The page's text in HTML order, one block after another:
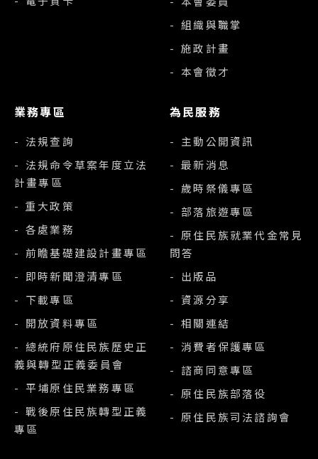
- 組織與職掌
- 施政計畫
- 本會徵才
業務專區
- 法規查詢
- 法規命令草案年度立法
計畫專區
- 重大政策
- 各處業務
- 前瞻基礎建設計畫專區
- 即時新聞澄清專區
- 下載專區
- 開放資料專區
- 總統府原住民族歷史正
義與轉型正義委員會
- 平埔原住民業務專區
- 戰後原住民族轉型正義
專區
為民服務
- 主動公開資訊
- 最新消息
- 歲時祭儀專區
- 部落旅遊專區
- 原住民族就業代金常見
問答
- 出版品
- 資源分享
- 相關連結
- 消費者保護專區
- 諮商同意專區
- 原住民族部落役
- 原住民族司法諮詢會